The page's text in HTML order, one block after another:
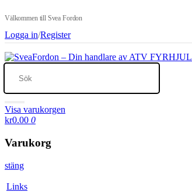
Välkommen till Svea Fordon
Logga in/Register
Visa varukorgen
kr0.00 0
Varukorg
stäng
Links